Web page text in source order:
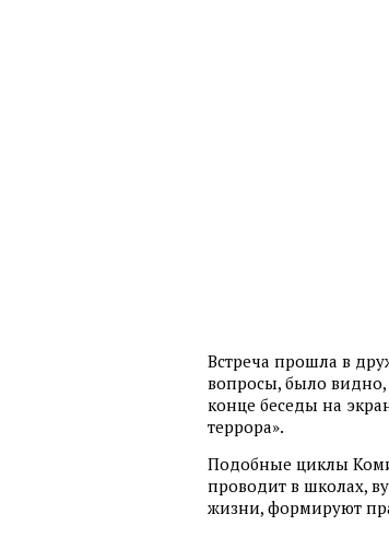
Встреча прошла в
вопросы, было видно,
конце беседы на
террора».
Подобные циклы
проводит в школах,
жизни, формируют